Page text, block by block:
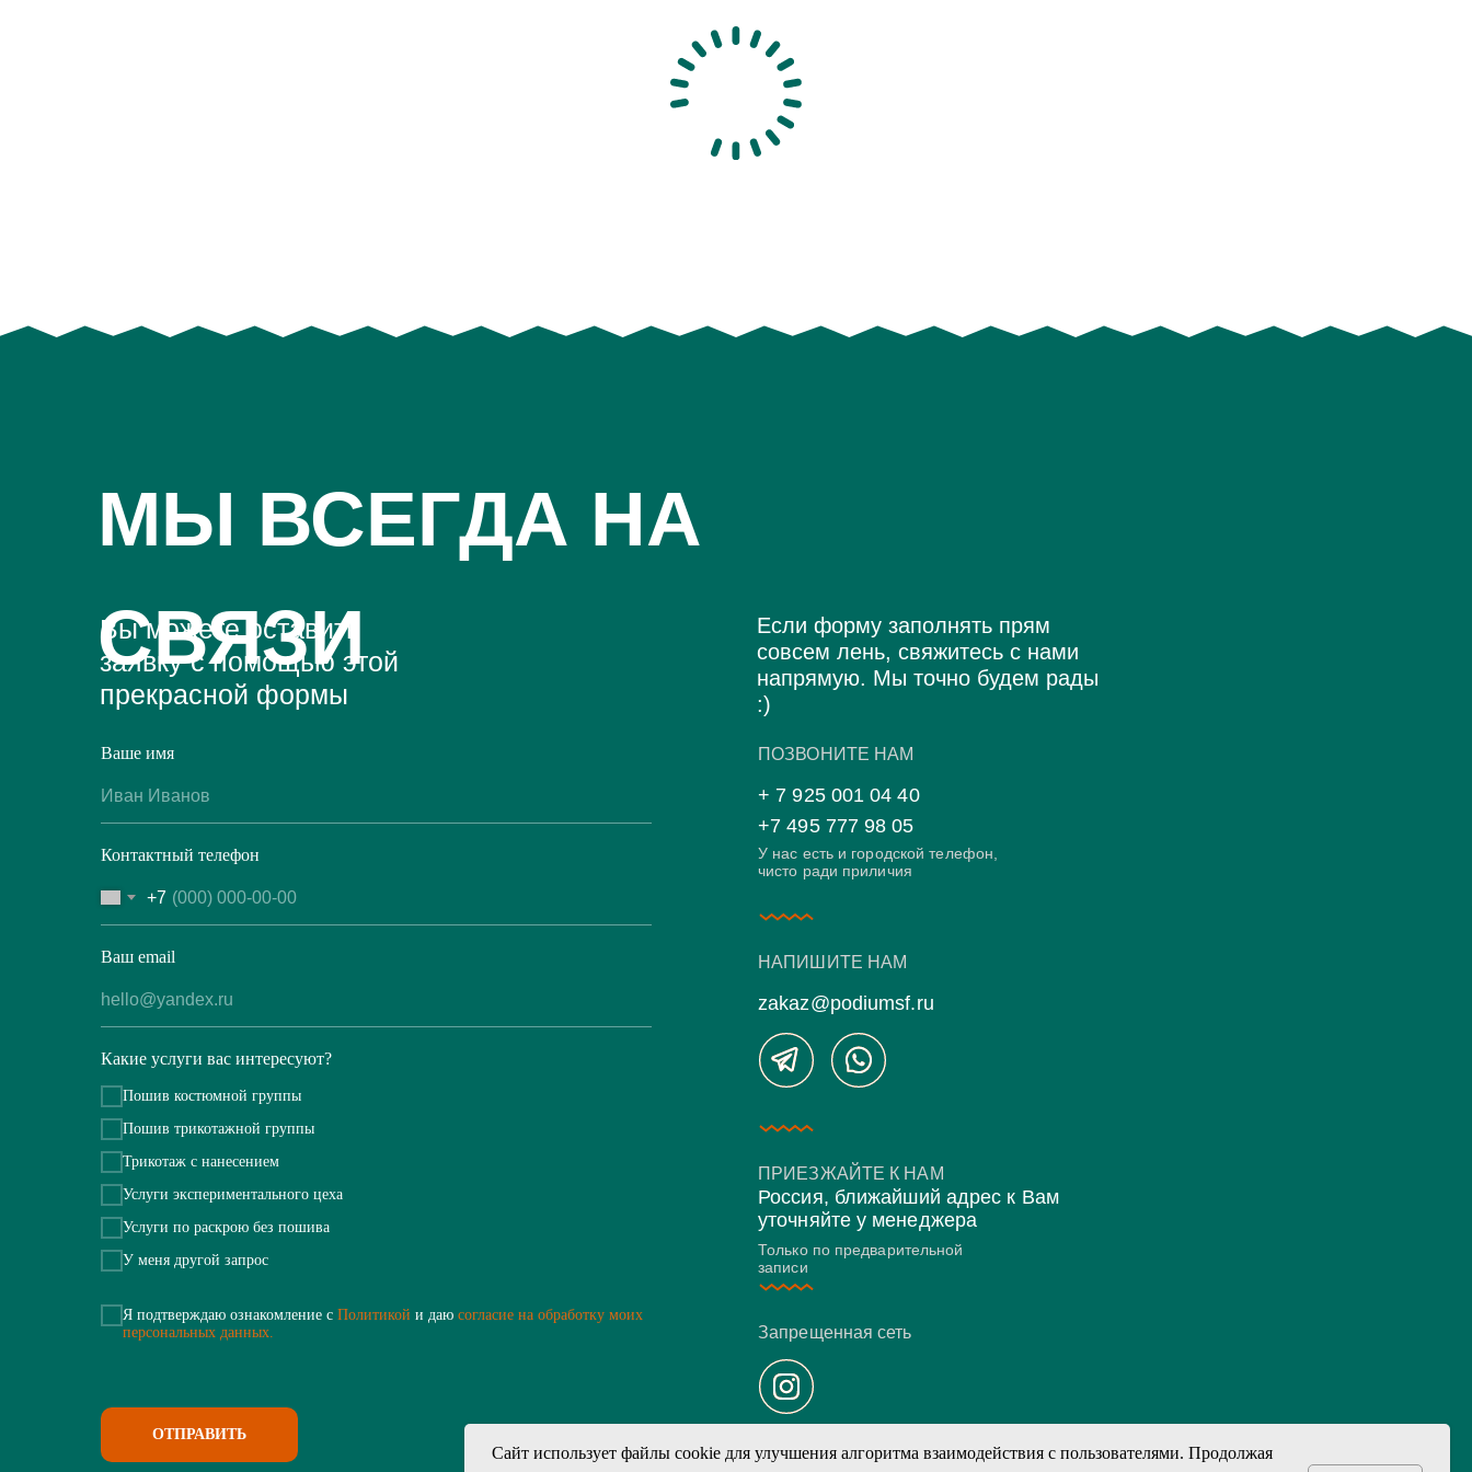
Ваше имя
Контактный телефон
+7
Ваш email
Какие услуги вас интересуют?
Пошив костюмной группы
Пошив трикотажной группы
Трикотаж с нанесением
Услуги экспериментального цеха
Услуги по раскрою без пошива
У меня другой запрос
Я подтверждаю ознакомление с Политикой и даю согласие на обработку моих
персональных данных.
ОТПРАВИТЬ
МЫ ВСЕГДА НА
СВЯЗИ
Вы можете оставить
заявку с помощью этой
прекрасной формы
Если форму заполнять прям
совсем лень, свяжитесь с нами
напрямую. Мы точно будем рады
:)
ПОЗВОНИТЕ НАМ
+ 7 925 001 04 40
+7 495 777 98 05
У нас есть и городской телефон,
чисто ради приличия
НАПИШИТЕ НАМ
zakaz@podiumsf.ru
ПРИЕЗЖАЙТЕ К НАМ
Россия, ближайший адрес к Вам
уточняйте у менеджера
Только по предварительной
записи
Запрещенная сеть
Сайт использует файлы cookie для улучшения алгоритма взаимодействия с пользователями. Продолжая